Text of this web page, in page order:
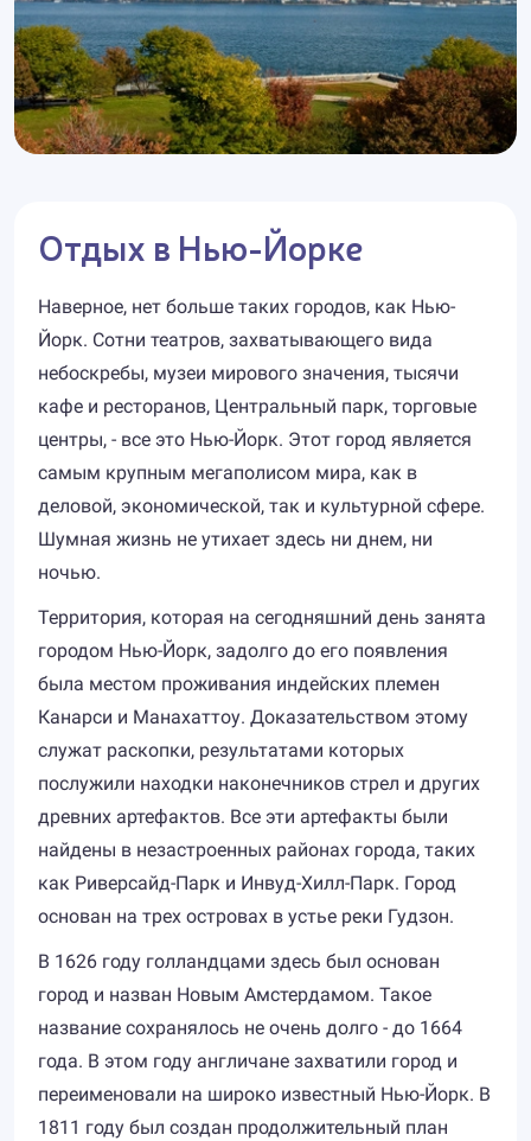
Отдых в Нью-Йорке
Наверное, нет больше таких городов, как Нью-
Йорк. Сотни театров, захватывающего вида
небоскребы, музеи мирового значения, тысячи
кафе и ресторанов, Центральный парк, торговые
центры, - все это Нью-Йорк. Этот город является
самым крупным мегаполисом мира, как в
деловой, экономической, так и культурной сфере.
Шумная жизнь не утихает здесь ни днем, ни
ночью.
Территория, которая на сегодняшний день занята
городом Нью-Йорк, задолго до его появления
была местом проживания индейских племен
Канарси и Манахаттоу. Доказательством этому
служат раскопки, результатами которых
послужили находки наконечников стрел и других
древних артефактов. Все эти артефакты были
найдены в незастроенных районах города, таких
как Риверсайд-Парк и Инвуд-Хилл-Парк. Город
основан на трех островах в устье реки Гудзон.
В 1626 году голландцами здесь был основан
город и назван Новым Амстердамом. Такое
название сохранялось не очень долго - до 1664
года. В этом году англичане захватили город и
переименовали на широко известный Нью-Йорк. В
1811 году был создан продолжительный план